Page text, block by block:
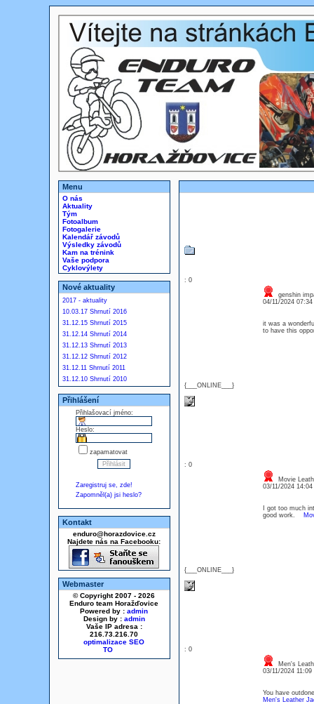
Menu
O nás
Aktuality
Tým
Fotoalbum
Fotogalerie
Kalendář závodů
Výsledky závodů
Kam na trénink
Vaše podpora
Cyklovýlety
Nové aktuality
2017 - aktuality
10.03.17 Shrnutí 2016
31.12.15 Shrnutí 2015
31.12.14 Shrnutí 2014
31.12.13 Shrnutí 2013
31.12.12 Shrnutí 2012
31.12.11 Shrnutí 2011
31.12.10 Shrnutí 2010
Přihlášení
Přihlašovací jméno:
Heslo:
zapamatovat
Zaregistruj se, zde!
Zapomněl(a) jsi heslo?
Kontakt
enduro@horazdovice.cz
Najdete nás na Facebooku:
Webmaster
© Copyright 2007 - 2026
Enduro team Horažďovice
Powered by : admin
Design by : admin
Vaše IP adresa :
216.73.216.70
optimalizace SEO
: 0
{___ONLINE___}
genshin
04/11/2024
it was a
to have this
: 0
{___ONLINE___}
Movie
03/11/2024
I got too much
good work.
: 0
Men's
03/11/2024 11:09
You have
Men's Leather